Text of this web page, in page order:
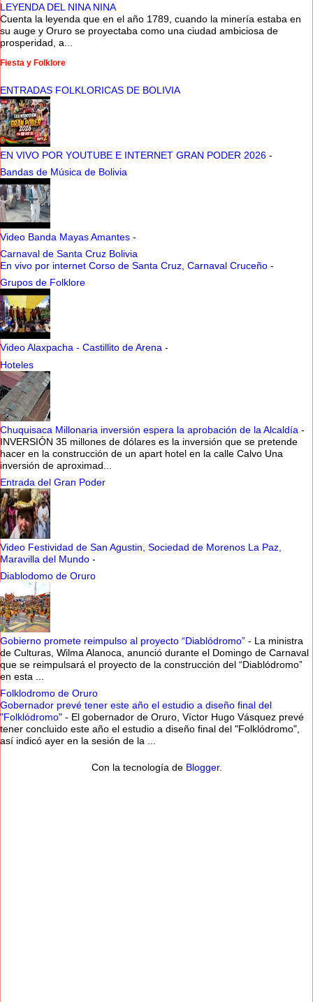
LEYENDA DEL NINA NINA
Cuenta la leyenda que en el año 1789, cuando la minería estaba en
su auge y Oruro se proyectaba como una ciudad ambiciosa de
prosperidad, a...
Fiesta y Folklore
ENTRADAS FOLKLORICAS DE BOLIVIA
EN VIVO POR YOUTUBE E INTERNET GRAN PODER 2026 -
Bandas de Música de Bolivia
Video Banda Mayas Amantes -
Carnaval de Santa Cruz Bolivia
En vivo por internet Corso de Santa Cruz, Carnaval Cruceño -
Grupos de Folklore
Video Alaxpacha - Castillito de Arena -
Hoteles
Chuquisaca Millonaria inversión espera la aprobación de la Alcaldía -
INVERSIÓN 35 millones de dólares es la inversión que se pretende
hacer en la construcción de un apart hotel en la calle Calvo Una
inversión de aproximad...
Entrada del Gran Poder
Video Festividad de San Agustin, Sociedad de Morenos La Paz,
Maravilla del Mundo -
Diablodomo de Oruro
Gobierno promete reimpulso al proyecto “Diablódromo” - La ministra
de Culturas, Wilma Alanoca, anunció durante el Domingo de Carnaval
que se reimpulsará el proyecto de la construcción del “Diablódromo”
en esta ...
Folklodromo de Oruro
Gobernador prevé tener este año el estudio a diseño final del
"Folklódromo" - El gobernador de Oruro, Víctor Hugo Vásquez prevé
tener concluido este año el estudio a diseño final del "Folklódromo",
así indicó ayer en la sesión de la ...
Con la tecnología de Blogger.